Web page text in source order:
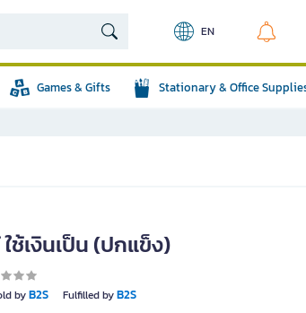
EN
Games & Gifts Stationary & Office
ช้เงินเป็น (ปกแข็ง)
byB2S Fulfilled byB2S